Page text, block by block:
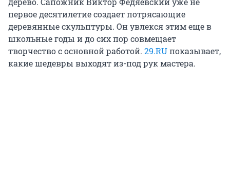
первое десятилетие создает потрясающие
деревянные скульптуры. Он увлекся этим еще в
школьные годы и до сих пор совмещает
творчество с основной работой. 29.RUпоказывает,
какие шедевры выходят из-под рук мастера.